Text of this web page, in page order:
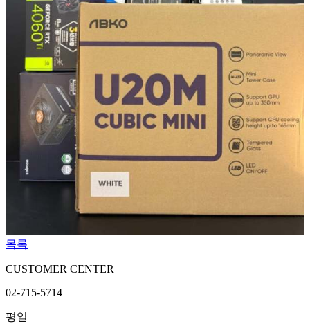
목록
CUSTOMER CENTER
02-715-5714
평일